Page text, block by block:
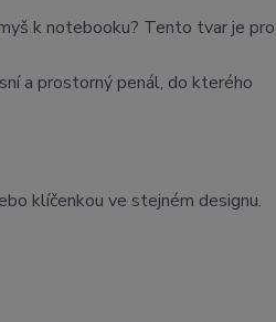
k notebooku? Tento tvar je pro
a prostorný penál, do kterého
klíčenkou ve stejném designu.